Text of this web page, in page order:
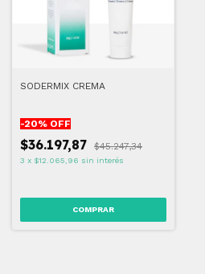
SODERMIX CREMA
-20% OFF
$36.197,87 $45.247,34
3 x $12.065,96 sin interés